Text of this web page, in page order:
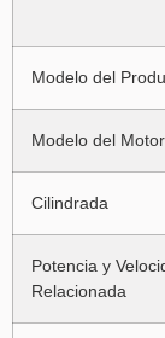
Modelo del
Modelo del Motor
Cilindrada
Potencia y
Relacionada